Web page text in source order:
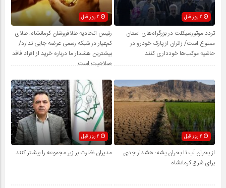
2 روز قبل
تردد موتورسیکلت در بزرگراه‌های استان
ممنوع است/ زائران از پارک خودرو در
حاشیه موکب‌ها خودداری کنند
رئیس اتحادیه طلافروشان کرمانشاه: طلای
کم‌عیار در شبکه رسمی عرضه جایی ندارد/
بیشترین هشدار ما درباره خرید از افراد فاقد
صلاحیت است
2 روز قبل
از بحران آب تا بحران پشه؛ هشدار جدی
برای شرق کرمانشاه
مدیران نظارت بر زیر مجموعه را بیشتر کنند